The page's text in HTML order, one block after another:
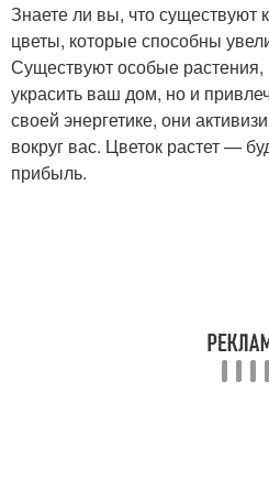
Знаете ли вы, что
цветы, которые способны
Существуют особые растения,
украсить ваш дом, но и
своей энергетике, они
вокруг вас. Цветок растет —
прибыль.